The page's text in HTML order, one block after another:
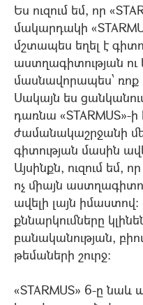
Ես ուզում եմ, որ
մակարդակի
մշտապես եղել է
աստղագիտության ու
մասնավորապես՝ ռոք
Սակայն ես
դառնա «STARMUS»-
ժամանակաշրջանի
գիտության մասին
Այսինքն, ուզում եմ,
ոչ միայն
ավելի լայն
քննարկումները
բանականության,
թեմաների շուրջ:
«STARMUS» 6-ը նաև